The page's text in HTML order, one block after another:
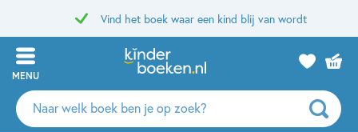
Vind het boek waar een kind blij van wordt
MENU
Zoeken
naar